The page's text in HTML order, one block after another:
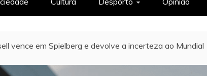
vence em Spielberg e devolve a incerteza ao Mundial